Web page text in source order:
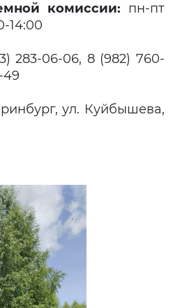
комиссии: пн-пт
14:00
283-06-06, 8 (982) 760-
49
ул. Куйбышева,